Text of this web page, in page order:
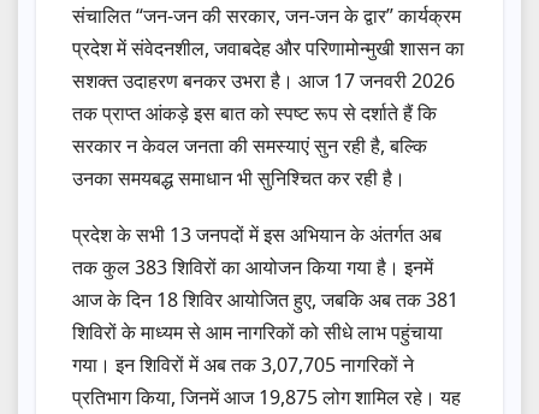
संचालित “जन-जन की सरकार, जन-जन के द्वार” कार्यक्रम
प्रदेश में संवेदनशील, जवाबदेह और परिणामोन्मुखी शासन का
सशक्त उदाहरण बनकर उभरा है। आज 17 जनवरी 2026
तक प्राप्त आंकड़े इस बात को स्पष्ट रूप से दर्शाते हैं कि
सरकार न केवल जनता की समस्याएं सुन रही है, बल्कि
उनका समयबद्ध समाधान भी सुनिश्चित कर रही है।
प्रदेश के सभी 13 जनपदों में इस अभियान के अंतर्गत अब
तक कुल 383 शिविरों का आयोजन किया गया है। इनमें
आज के दिन 18 शिविर आयोजित हुए, जबकि अब तक 381
शिविरों के माध्यम से आम नागरिकों को सीधे लाभ पहुंचाया
गया। इन शिविरों में अब तक 3,07,705 नागरिकों ने
प्रतिभाग किया, जिनमें आज 19,875 लोग शामिल रहे। यह